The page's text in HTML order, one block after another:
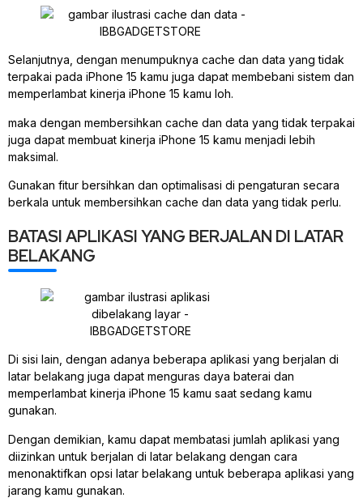
Selanjutnya, dengan menumpuknya cache dan data yang tidak
terpakai pada iPhone 15 kamu juga dapat membebani sistem dan
memperlambat kinerja iPhone 15 kamu loh.
maka dengan membersihkan cache dan data yang tidak terpakai
juga dapat membuat kinerja iPhone 15 kamu menjadi lebih
maksimal.
Gunakan fitur bersihkan dan optimalisasi di pengaturan secara
berkala untuk membersihkan cache dan data yang tidak perlu.
BATASI APLIKASI YANG BERJALAN DI LATAR
BELAKANG
Di sisi lain, dengan adanya beberapa aplikasi yang berjalan di
latar belakang juga dapat menguras daya baterai dan
memperlambat kinerja iPhone 15 kamu saat sedang kamu
gunakan.
Dengan demikian, kamu dapat membatasi jumlah aplikasi yang
diizinkan untuk berjalan di latar belakang dengan cara
menonaktifkan opsi latar belakang untuk beberapa aplikasi yang
jarang kamu gunakan.